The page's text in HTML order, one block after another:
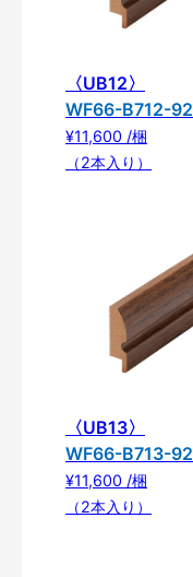
〈UB12〉
WF66-B712-92
¥11,600 /梱
（2本入り）
〈UB13〉
WF66-B713-92
¥11,600 /梱
（2本入り）